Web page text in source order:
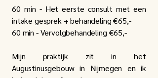
60 min - Het eerste consult met een
intake gesprek + behandeling €65,-
60 min - Vervolgbehandeling €65,-
Mijn praktijk zit in het
Augustinusgebouw in Nijmegen en ik